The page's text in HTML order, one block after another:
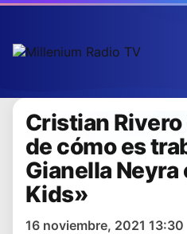
Cristian
de cómo es
Gianella Neyra
Kids»
16 noviembre, 2021 13:30